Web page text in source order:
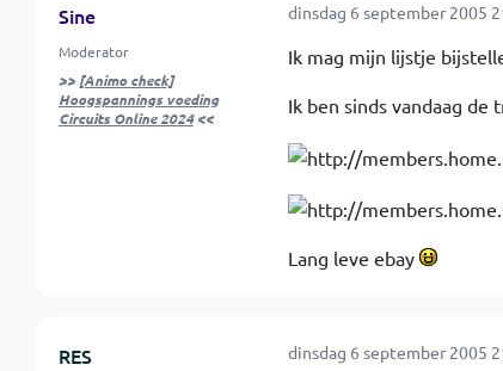
Sine
Moderator
>> [Animo check]
Hoogspannings voeding
Circuits Online 2024<<
dinsdag 6 september 2005
Ik mag mijn lijstje
Ik ben sinds vandaag de
Lang leve ebay
RES dinsdag 6 september 2005